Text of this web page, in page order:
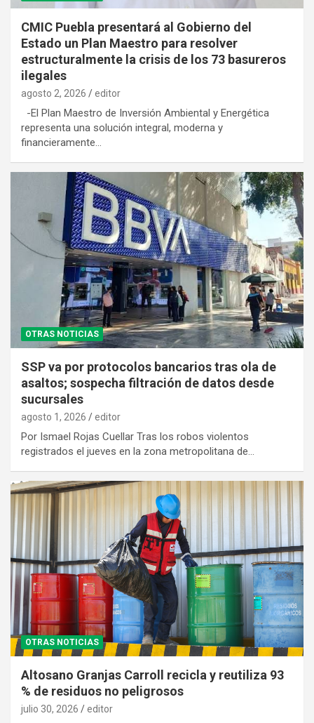
CMIC Puebla presentará al Gobierno del
Estado un Plan Maestro para resolver
estructuralmente la crisis de los 73 basureros
ilegales
agosto 2, 2026 editor
-El Plan Maestro de Inversión Ambiental y Energética
representa una solución integral, moderna y
financieramente…
OTRAS NOTICIAS
SSP va por protocolos bancarios tras ola de
asaltos; sospecha filtración de datos desde
sucursales
agosto 1, 2026 editor
Por Ismael Rojas Cuellar Tras los robos violentos
registrados el jueves en la zona metropolitana de…
OTRAS NOTICIAS
Altosano Granjas Carroll recicla y reutiliza 93
% de residuos no peligrosos
julio 30, 2026 editor